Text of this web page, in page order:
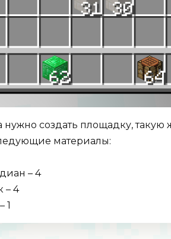
нужно создать площадку,
материалы:
– 4
– 4
1